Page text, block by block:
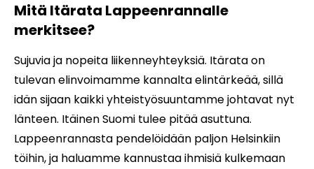
Mitä Itärata Lappeenrannalle
merkitsee?
Sujuvia ja nopeita liikenneyhteyksiä. Itärata on
tulevan elinvoimamme kannalta elintärkeää, sillä
idän sijaan kaikki yhteistyösuuntamme johtavat nyt
länteen. Itäinen Suomi tulee pitää asuttuna.
Lappeenrannasta pendelöidään paljon Helsinkiin
töihin, ja haluamme kannustaa ihmisiä kulkemaan